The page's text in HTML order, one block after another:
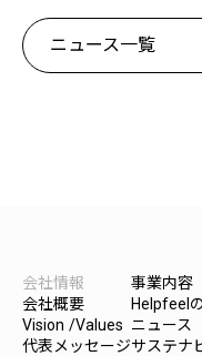
ニュース一覧
会社情報
会社概要
Vision /Values
代表メッセージ
事業内容
Helpfeel
ニュース
サステナ